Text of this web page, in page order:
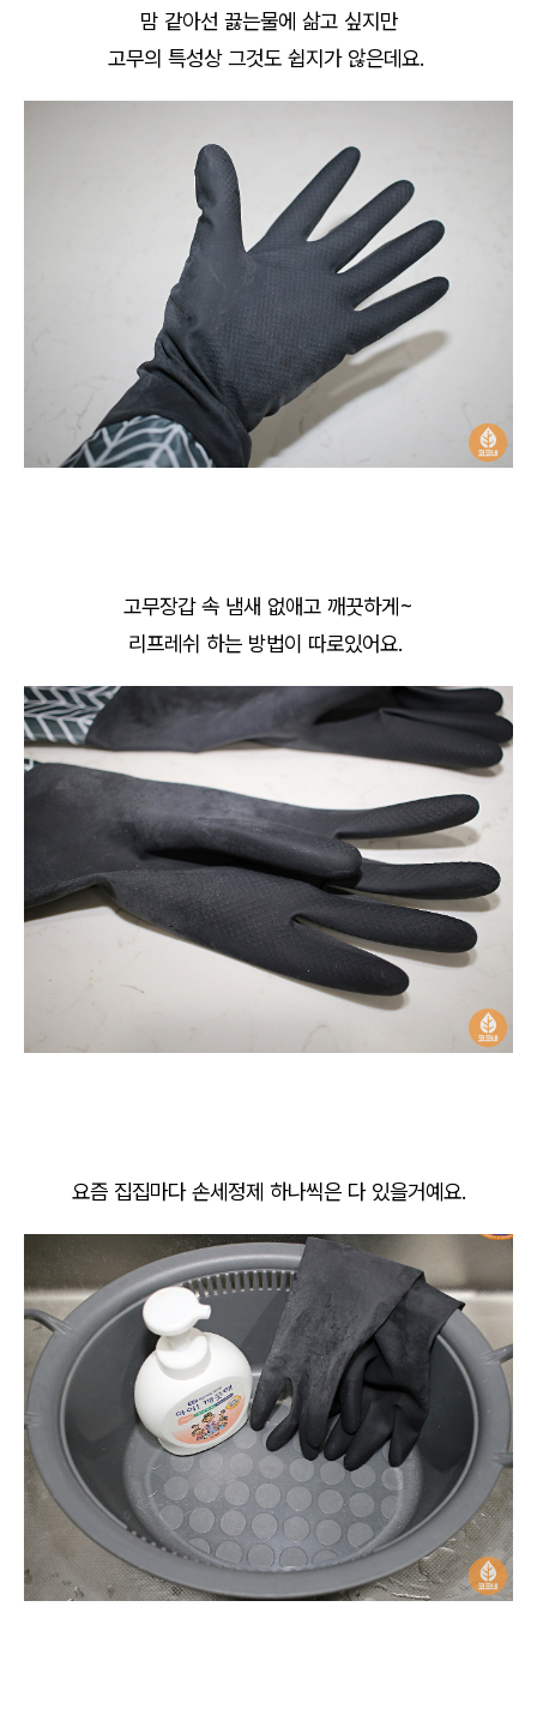
맘 같아선 끓는물에 삶고 싶지만
고무의 특성상 그것도 쉽지가 않은데요.
고무장갑 속 냄새 없애고 깨끗하게~
리프레쉬 하는 방법이 따로있어요.
요즘 집집마다 손세정제 하나씩은 다 있을거예요.